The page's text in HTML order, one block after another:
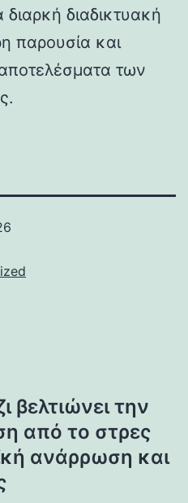
διαρκή διαδικτυακή
παρουσία και
των
βελτιώνει την
από το στρες
ανάρρωση και